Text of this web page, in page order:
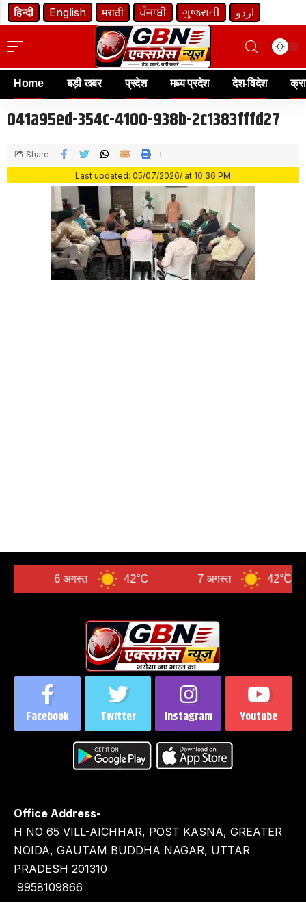
हिन्दी English मराठी ਪੰਜਾਬੀ ગુજરાતી اردو
Home बड़ी खबर प्रदेश मध्य प्रदेश देश-विदेश
041a95ed-354c-4100-938b-2c1383fffd27
Last updated: 05/07/2026/ at 10:36 PM
Share
6 अगस्त 42°C 7 अगस्त 42°C
Office Address-
H NO 65 VILL-AICHHAR, POST KASNA, GREATER
NOIDA, GAUTAM BUDDHA NAGAR, UTTAR
PRADESH 201310
9958109866
9716929282
Facebook Twitter Instagram Youtube